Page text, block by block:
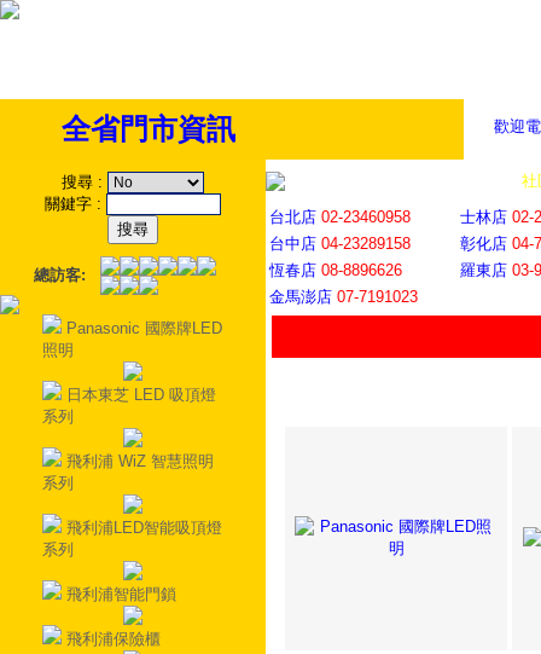
歡迎
全省門市資訊
搜尋 :
關鍵字 :
總訪客:
Panasonic 國際牌LED
照明
日本東芝 LED 吸頂燈
系列
飛利浦 WiZ 智慧照明
系列
飛利浦LED智能吸頂燈
系列
飛利浦智能門鎖
飛利浦保險櫃
社
台北店 02-23460958 士林店 02-
台中店 04-23289158 彰化店 04-
恆春店 08-8896626 羅東店 03-
金馬澎店 07-7191023